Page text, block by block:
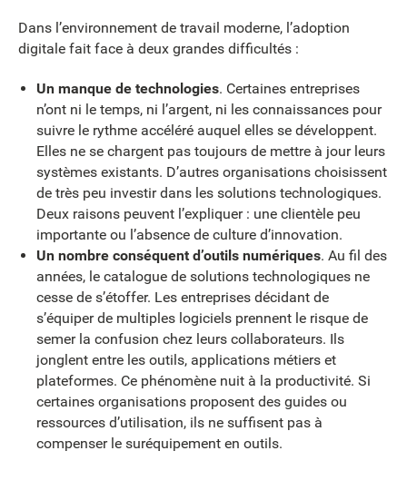
Dans l’environnement de travail moderne, l’adoption
digitale fait face à deux grandes difficultés :
Un manque de technologies. Certaines entreprises
n’ont ni le temps, ni l’argent, ni les connaissances pour
suivre le rythme accéléré auquel elles se développent.
Elles ne se chargent pas toujours de mettre à jour leurs
systèmes existants. D’autres organisations choisissent
de très peu investir dans les solutions technologiques.
Deux raisons peuvent l’expliquer : une clientèle peu
importante ou l’absence de culture d’innovation.
Un nombre conséquent d’outils numériques. Au fil des
années, le catalogue de solutions technologiques ne
cesse de s’étoffer. Les entreprises décidant de
s’équiper de multiples logiciels prennent le risque de
semer la confusion chez leurs collaborateurs. Ils
jonglent entre les outils, applications métiers et
plateformes. Ce phénomène nuit à la productivité. Si
certaines organisations proposent des guides ou
ressources d’utilisation, ils ne suffisent pas à
compenser le suréquipement en outils.